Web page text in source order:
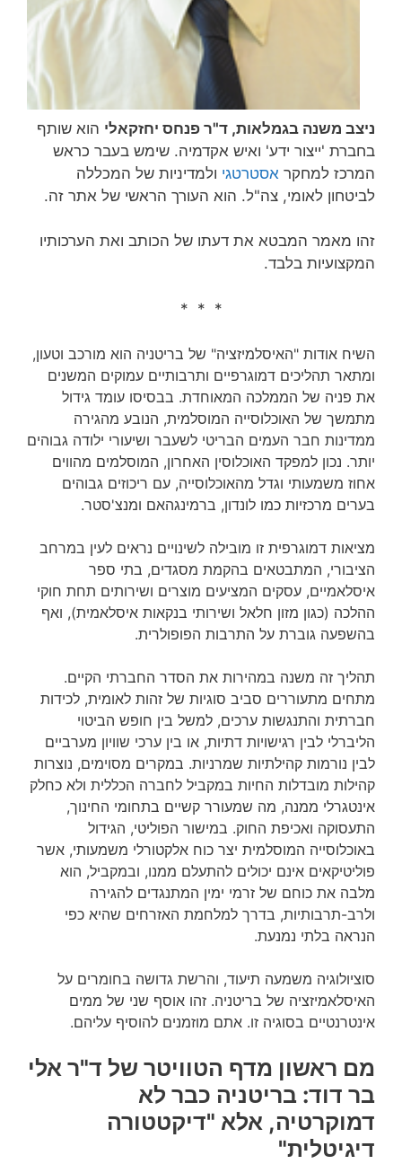
ניצב משנה בגמלאות, ד"ר פנחס יחזקאלי הוא שותף
בחברת 'ייצור ידע' ואיש אקדמיה. שימש בעבר כראש
המרכז למחקר אסטרטגי ולמדיניות של המכללה
לביטחון לאומי, צה"ל. הוא העורך הראשי של אתר זה.
זהו מאמר המבטא את דעתו של הכותב ואת הערכותיו
המקצועיות בלבד.
* * *
השיח אודות "האיסלמיזציה" של בריטניה הוא מורכב וטעון,
ומתאר תהליכים דמוגרפיים ותרבותיים עמוקים המשנים
את פניה של הממלכה המאוחדת. בבסיסו עומד גידול
מתמשך של האוכלוסייה המוסלמית, הנובע מהגירה
ממדינות חבר העמים הבריטי לשעבר ושיעורי ילודה גבוהים
יותר. נכון למפקד האוכלוסין האחרון, המוסלמים מהווים
אחוז משמעותי וגדל מהאוכלוסייה, עם ריכוזים גבוהים
בערים מרכזיות כמו לונדון, ברמינגהאם ומנצ'סטר.
מציאות דמוגרפית זו מובילה לשינויים נראים לעין במרחב
הציבורי, המתבטאים בהקמת מסגדים, בתי ספר
איסלאמיים, עסקים המציעים מוצרים ושירותים תחת חוקי
ההלכה (כגון מזון חלאל ושירותי בנקאות איסלאמית), ואף
בהשפעה גוברת על התרבות הפופולרית.
תהליך זה משנה במהירות את הסדר החברתי הקיים.
מתחים מתעוררים סביב סוגיות של זהות לאומית, לכידות
חברתית והתנגשות ערכים, למשל בין חופש הביטוי
הליברלי לבין רגישויות דתיות, או בין ערכי שוויון מערביים
לבין נורמות קהילתיות שמרניות. במקרים מסוימים, נוצרות
קהילות מובדלות החיות במקביל לחברה הכללית ולא כחלק
אינטגרלי ממנה, מה שמעורר קשיים בתחומי החינוך,
התעסוקה ואכיפת החוק. במישור הפוליטי, הגידול
באוכלוסייה המוסלמית יצר כוח אלקטורלי משמעותי, אשר
פוליטיקאים אינם יכולים להתעלם ממנו, ובמקביל, הוא
מלבה את כוחם של זרמי ימין המתנגדים להגירה
ולרב-תרבותיות, בדרך למלחמת האזרחים שהיא כפי
הנראה בלתי נמנעת.
סוציולוגיה משמעה תיעוד, והרשת גדושה בחומרים על
האיסלאמיזציה של בריטניה. זהו אוסף שני של ממים
אינטרנטיים בסוגיה זו. אתם מוזמנים להוסיף עליהם.
מם ראשון מדף הטוויטר של ד"ר אלי
בר דוד: בריטניה כבר לא
דמוקרטיה, אלא "דיקטטורה
דיגיטלית"